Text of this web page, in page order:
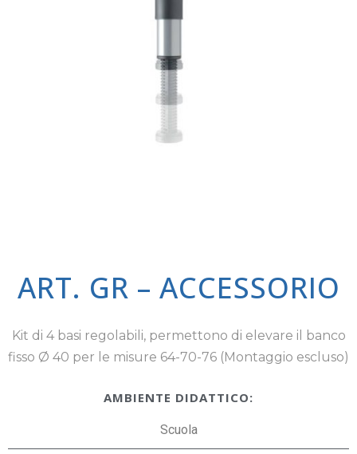
ART. GR – ACCESSORIO
Kit di 4 basi regolabili, permettono di elevare il banco
fisso Ø 40 per le misure 64-70-76 (Montaggio escluso)
AMBIENTE DIDATTICO:
Scuola